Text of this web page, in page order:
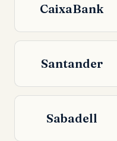
CaixaBank
Santander
Sabadell